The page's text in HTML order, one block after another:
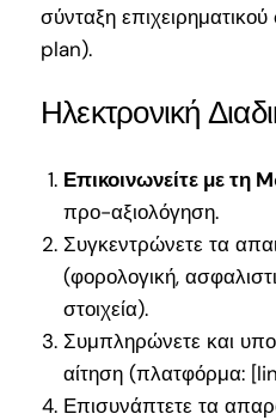
σύνταξη
plan).
Ηλεκτρονική
Επικοινωνείτε με τη
προ-αξιολόγηση.
Συγκεντρώνετε τα
(φορολογική,
στοιχεία).
Συμπληρώνετε και
αίτηση (πλατφόρμα:
Επισυνάπτετε τα